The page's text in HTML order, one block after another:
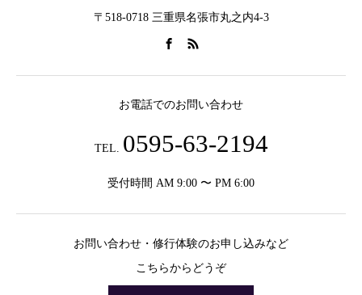
〒518-0718 三重県名張市丸之内4-3
お電話でのお問い合わせ
TEL. 0595-63-2194
受付時間 AM 9:00 〜 PM 6:00
お問い合わせ・修行体験のお申し込みなど
こちらからどうぞ